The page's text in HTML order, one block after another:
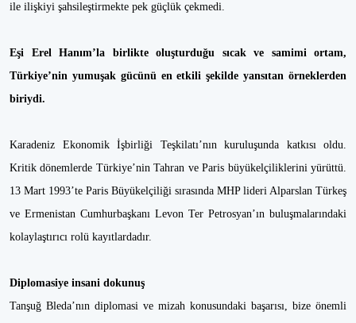
ile ilişkiyi şahsileştirmekte pek güçlük çekmedi.
Eşi Erel Hanım’la birlikte oluşturduğu sıcak ve samimi ortam,
Türkiye’nin yumuşak gücünü en etkili şekilde yansıtan örneklerden
biriydi.
Karadeniz Ekonomik İşbirliği Teşkilatı’nın kuruluşunda katkısı oldu.
Kritik dönemlerde Türkiye’nin Tahran ve Paris büyükelçiliklerini yürüttü.
13 Mart 1993’te Paris Büyükelçiliği sırasında MHP lideri Alparslan Türkeş
ve Ermenistan Cumhurbaşkanı Levon Ter Petrosyan’ın buluşmalarındaki
kolaylaştırıcı rolü kayıtlardadır.
Diplomasiye insani dokunuş
Tanşuğ Bleda’nın diplomasi ve mizah konusundaki başarısı, bize önemli